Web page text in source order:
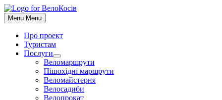
До
контенту
Menu Menu
Про проект
Туристам
Послуги
Show
sub
menu
Веломаршрути
Пішохідні маршрути
Веломайстерня
Велосадиби
Велопрокат